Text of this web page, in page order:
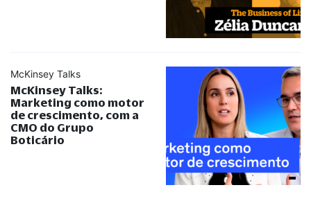
McKinsey Talks
McKinsey Talks:
Marketing como motor
de crescimento, com a
CMO do Grupo
Boticário